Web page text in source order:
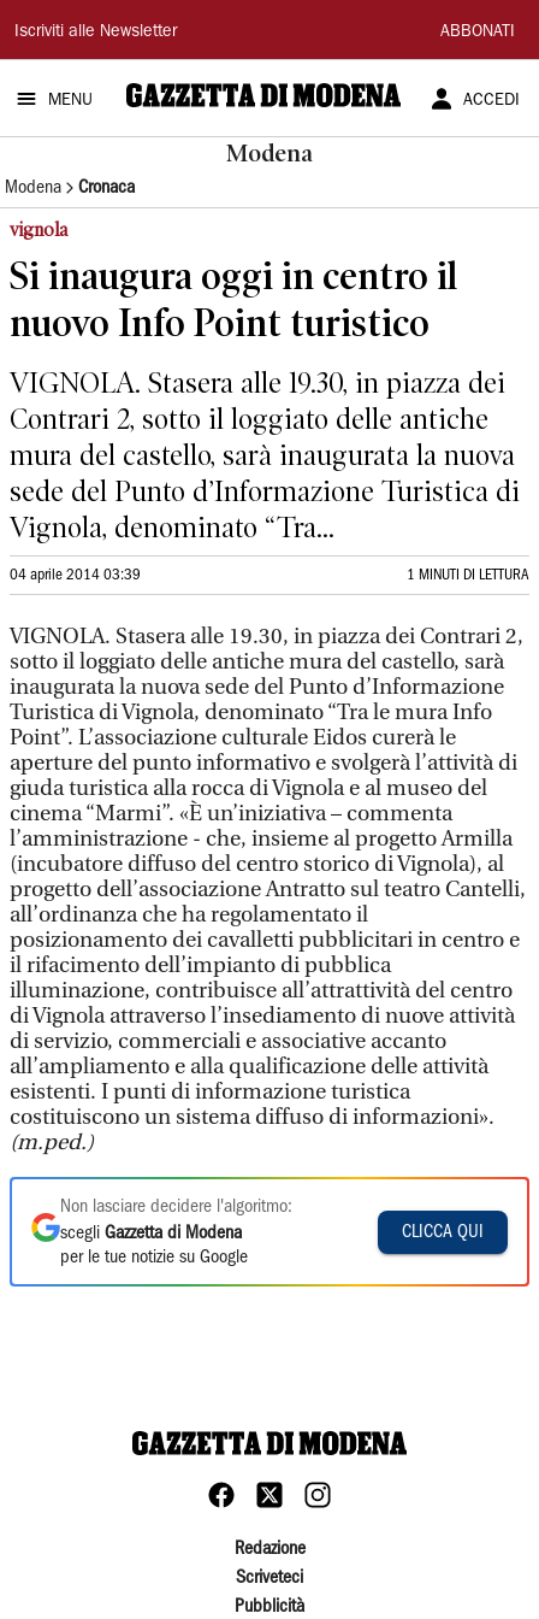
Gazzetta
di
Modena
Iscriviti alle Newsletter ABBONATI
MENU ACCEDI
Modena
Modena Cronaca
vignola
Si inaugura oggi in centro il
nuovo Info Point turistico
VIGNOLA. Stasera alle 19.30, in piazza dei
Contrari 2, sotto il loggiato delle antiche
mura del castello, sarà inaugurata la nuova
sede del Punto d’Informazione Turistica di
Vignola, denominato “Tra...
04 aprile 2014 03:39 1 MINUTI DI LETTURA
VIGNOLA. Stasera alle 19.30, in piazza dei Contrari 2,
sotto il loggiato delle antiche mura del castello, sarà
inaugurata la nuova sede del Punto d’Informazione
Turistica di Vignola, denominato “Tra le mura Info
Point”. L’associazione culturale Eidos curerà le
aperture del punto informativo e svolgerà l’attività di
giuda turistica alla rocca di Vignola e al museo del
cinema “Marmi”. «È un’iniziativa – commenta
l’amministrazione - che, insieme al progetto Armilla
(incubatore diffuso del centro storico di Vignola), al
progetto dell’associazione Antratto sul teatro Cantelli,
all’ordinanza che ha regolamentato il
posizionamento dei cavalletti pubblicitari in centro e
il rifacimento dell’impianto di pubblica
illuminazione, contribuisce all’attrattività del centro
di Vignola attraverso l’insediamento di nuove attività
di servizio, commerciali e associative accanto
all’ampliamento e alla qualificazione delle attività
esistenti. I punti di informazione turistica
costituiscono un sistema diffuso di informazioni».
(m.ped.)
Non lasciare decidere l'algoritmo:
scegli Gazzetta di Modena
per le tue notizie su Google
CLICCA QUI
Redazione
Scriveteci
Pubblicità